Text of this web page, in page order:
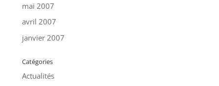
mai 2007
avril 2007
janvier 2007
Catégories
Actualités